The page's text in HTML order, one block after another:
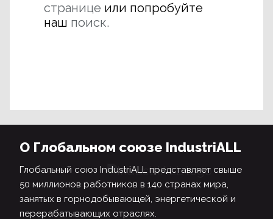
странице или попробуйте
наш поиск.
О Глобальном союзе IndustriALL
Глобальный союз IndustriALL представляет свыше
50 миллионов работников в 140 странах мира,
занятых в горнодобывающей, энергетической и
перерабатывающих отраслях.